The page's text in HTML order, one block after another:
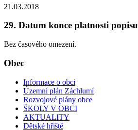
21.03.2018
29. Datum konce platnosti popisu
Bez časového omezení.
Obec
Informace o obci
Územní plán Záchlumí
Rozvojové plány obce
ŠKOLY V OBCI
AKTUALITY
Dětské hřiště